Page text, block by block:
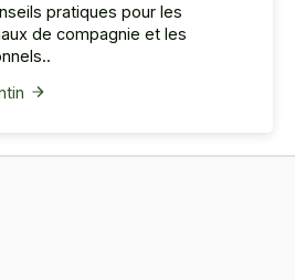
pratiques pour les
de compagnie et les